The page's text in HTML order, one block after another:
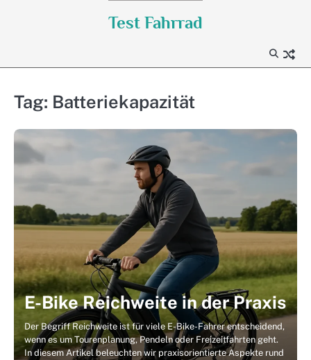
Test Fahrrad
Tag: Batteriekapazität
E-Bike Reichweite in der Praxis
Der Begriff Reichweite ist für viele E-Bike-Fahrer entscheidend,
wenn es um Tourenplanung, Pendeln oder Freizeitfahrten geht.
In diesem Artikel beleuchten wir praxisorientierte Aspekte rund